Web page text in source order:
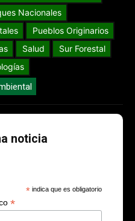
Nacionales
Pueblos Originarios
Salud
Sur Forestal
noticia
* indica que es obligatorio
*